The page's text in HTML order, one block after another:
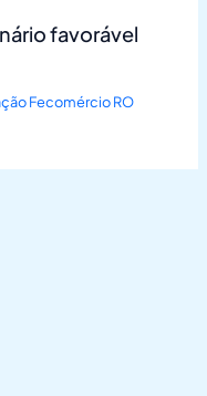
favorável
Fecomércio RO